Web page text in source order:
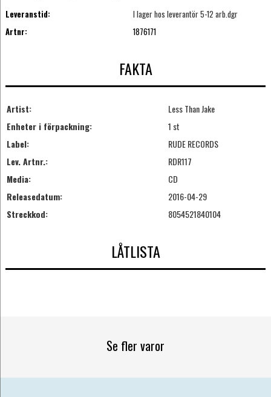
Leveranstid:
I lager hos leverantör 5-12 arb.dgr
Artnr:
1876171
FAKTA
Artist:
Less Than Jake
Enheter i förpackning:
1 st
Label:
RUDE RECORDS
Lev. Artnr.:
RDR117
Media:
CD
Releasedatum:
2016-04-29
Streckkod:
8054521840104
LÅTLISTA
Se fler varor